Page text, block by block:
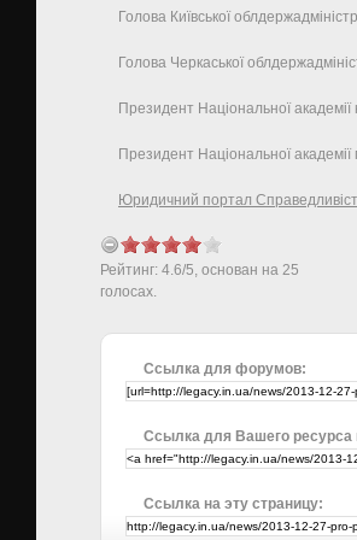
Голова Київської
Голова Черкаської
Президент Національної академії
Президент Національної академії
Юридичний портал
Рейтинг: 4.6/5, основан на 25
голосах.
Ссылка для форумов:
Ссылка для Вашего
Ссылка на эту страницу: